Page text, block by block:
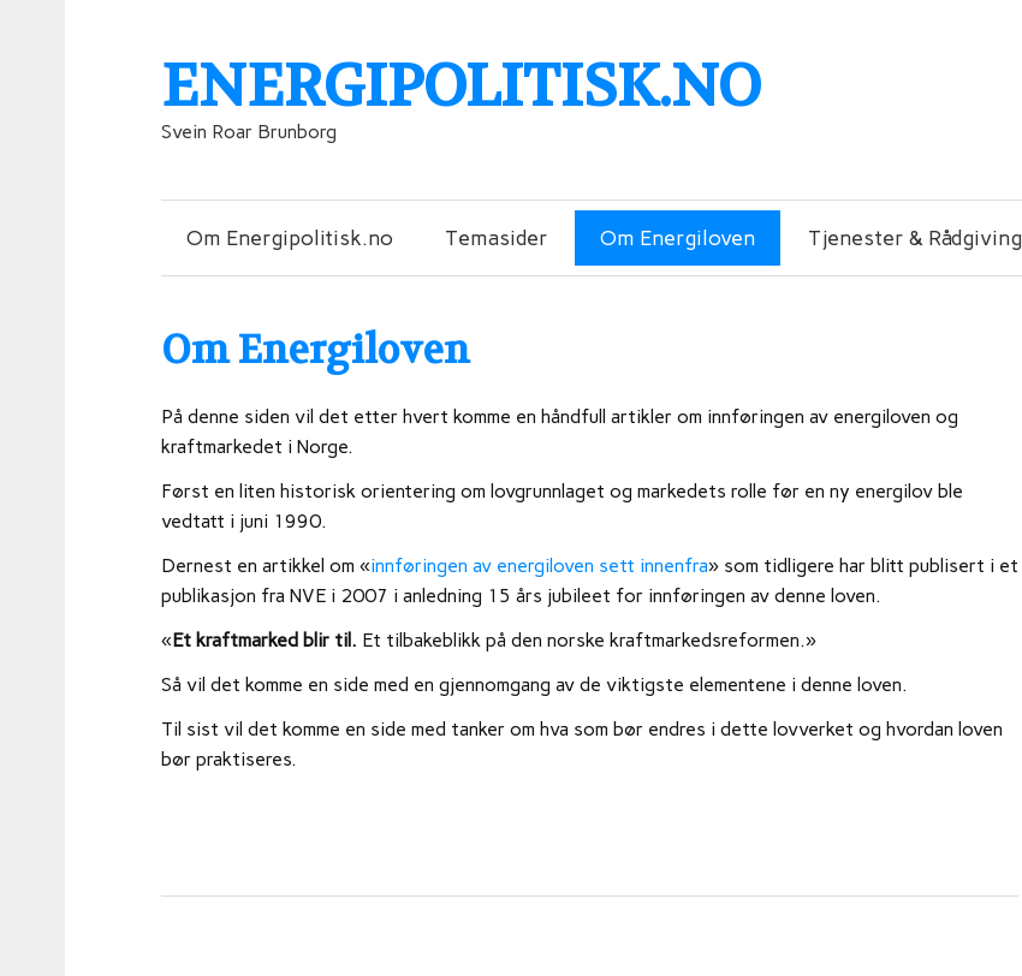
ENERGIPOLITISK.NO
Svein Roar Brunborg
Om Energipolitisk.no Temasider Om Energiloven Tjenester & Rådgiving
Om Energiloven
På denne siden vil det etter hvert komme en håndfull artikler om innføringen av energiloven og
kraftmarkedet i Norge.
Først en liten historisk orientering om lovgrunnlaget og markedets rolle før en ny energilov ble
vedtatt i juni 1990.
Dernest en artikkel om «innføringen av energiloven sett innenfra» som tidligere har blitt publisert i et
publikasjon fra NVE i 2007 i anledning 15 års jubileet for innføringen av denne loven.
«Et kraftmarked blir til. Et tilbakeblikk på den norske kraftmarkedsreformen.»
Så vil det komme en side med en gjennomgang av de viktigste elementene i denne loven.
Til sist vil det komme en side med tanker om hva som bør endres i dette lovverket og hvordan loven
bør praktiseres.